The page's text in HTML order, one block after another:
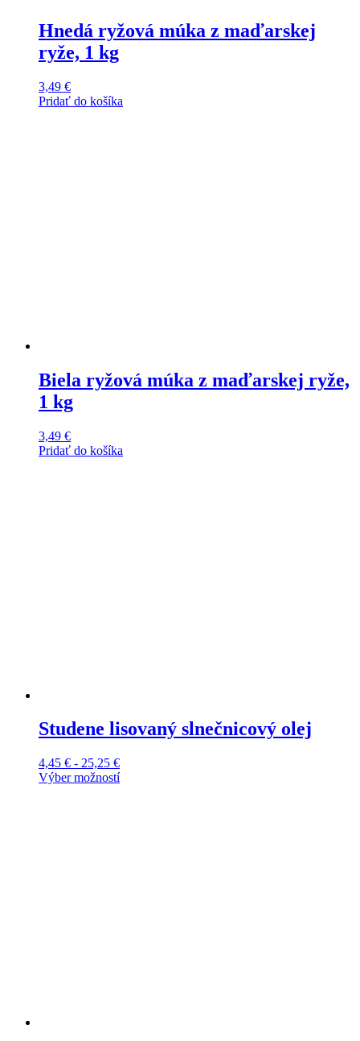
Hnedá ryžová múka z maďarskej
ryže, 1 kg
3,49 €
Pridať do košíka
Biela ryžová múka z maďarskej ryže,
1 kg
3,49 €
Pridať do košíka
Studene lisovaný slnečnicový olej
4,45 € - 25,25 €Cenové
rozpätie:
Výber možností